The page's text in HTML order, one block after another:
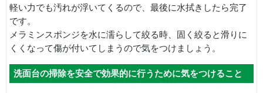
軽い力でも汚れが浮いてくるので、最後に水拭きしたら完了
です。
メラミンスポンジを水に濡らして絞る時、固く絞ると滑りに
くくなって傷が付いてしまうので気をつけましょう。
洗面台の掃除を安全で効果的に行うために気をつけること